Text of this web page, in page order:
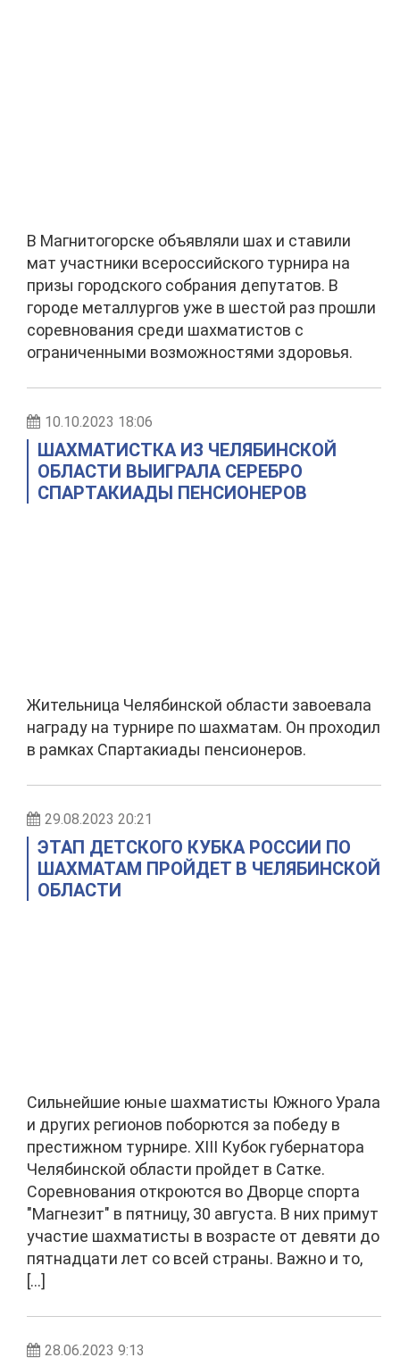
В Магнитогорске объявляли шах и ставили
мат участники всероссийского турнира на
призы городского собрания депутатов. В
городе металлургов уже в шестой раз прошли
соревнования среди шахматистов с
ограниченными возможностями здоровья.
10.10.2023 18:06
ШАХМАТИСТКА ИЗ ЧЕЛЯБИНСКОЙ
ОБЛАСТИ ВЫИГРАЛА СЕРЕБРО
СПАРТАКИАДЫ ПЕНСИОНЕРОВ
Жительница Челябинской области завоевала
награду на турнире по шахматам. Он проходил
в рамках Спартакиады пенсионеров.
29.08.2023 20:21
ЭТАП ДЕТСКОГО КУБКА РОССИИ ПО
ШАХМАТАМ ПРОЙДЕТ В ЧЕЛЯБИНСКОЙ
ОБЛАСТИ
Сильнейшие юные шахматисты Южного Урала
и других регионов поборются за победу в
престижном турнире. XIII Кубок губернатора
Челябинской области пройдет в Сатке.
Соревнования откроются во Дворце спорта
"Магнезит" в пятницу, 30 августа. В них примут
участие шахматисты в возрасте от девяти до
пятнадцати лет со всей страны. Важно и то,
[…]
28.06.2023 9:13